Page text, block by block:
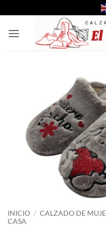
al
contenido
INICIO / CALZADO DE
CASA